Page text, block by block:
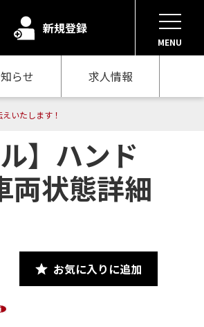
新規登録
MENU
らせ 求人情報
いたします！
】ハンド
状態詳細
お気に入りに追加